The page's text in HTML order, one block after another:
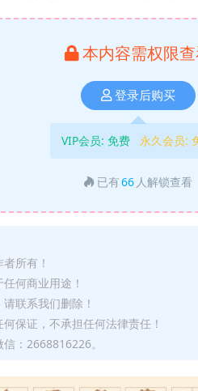
本内容需权限
登录后购买
VIP会员: 免费 永久会员:
已有66 人解锁查看
所有！
何商业用途！
联系我们删除！
保证，不承担任何法律责任！
：2668816226。